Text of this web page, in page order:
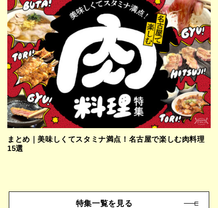
まとめ｜美味しくてスタミナ満点！名古屋で楽しむ肉料理
15選
特集一覧を見る